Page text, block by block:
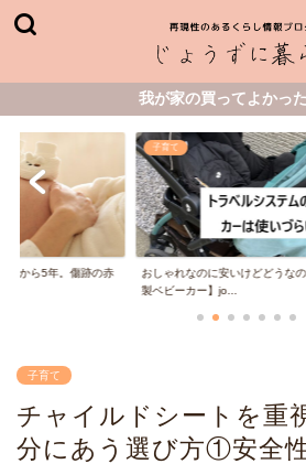
我が家の買ってよかっ
けどどうなの？【海外
家事
バスマジックリンvsルック【こ
剤】をお風呂掃除...
子育て
チャイルドシートを重
分にあう選び方①安全